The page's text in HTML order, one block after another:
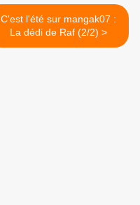
C'est l'été sur mangak07 :
La dédi de Raf (2/2) >